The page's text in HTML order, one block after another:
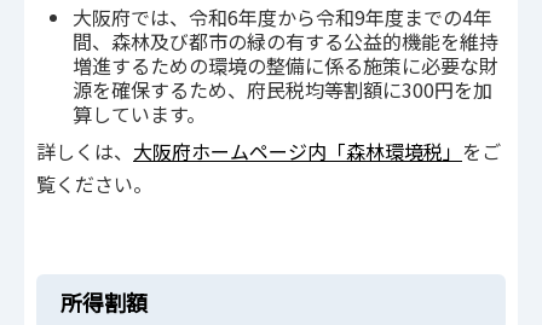
大阪府では、令和6年度から令和9年度までの4年
間、森林及び都市の緑の有する公益的機能を維持
増進するための環境の整備に係る施策に必要な財
源を確保するため、府民税均等割額に300円を加
算しています。
詳しくは、 大阪府ホームページ内「森林環境税」 をご
覧ください。
所得割額